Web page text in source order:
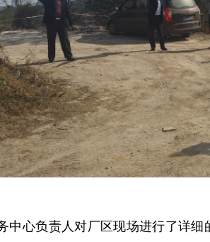
中心负责人对厂区现场进行了详